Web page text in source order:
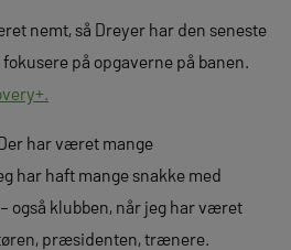
nemt, så Dreyer har den seneste
på opgaverne på banen.
har været mange
har haft mange snakke med
også klubben, når jeg har været
præsidenten, trænere.